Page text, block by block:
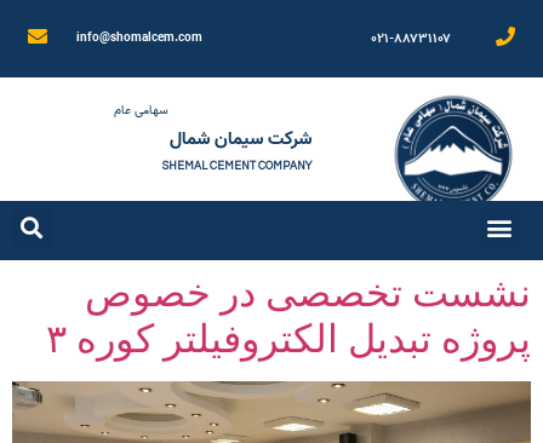
۰۲۱-۸۸۷۳۱۱۰۷ info@shomalcem.com
سهامی عام
شرکت سیمان شمال
SHEMAL CEMENT COMPANY
نشست تخصصی در خصوص
پروژه تبدیل الکتروفیلتر کوره ۳